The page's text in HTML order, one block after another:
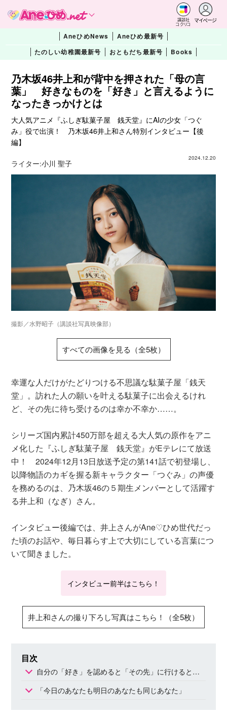
講談社
コクリコ
マイページ
AneひめNews
Aneひめ最新号
たのしい幼稚園最新号
おともだち最新号 Books
乃木坂46井上和が背中を押された「母の言
葉」 好きなものを「好き」と言えるように
なったきっかけとは
大人気アニメ『ふしぎ駄菓子屋 銭天堂』にAIの少女「つぐ
み」役で出演！ 乃木坂46井上和さん特別インタビュー【後
編】
2024.12.20
ライター:小川 聖子
撮影／水野昭子（講談社写真映像部）
すべての画像を見る（全5枚）
幸運な人だけがたどりつける不思議な駄菓子屋「銭天
堂」。訪れた人の願いを叶える駄菓子に出会えるけれ
ど、その先に待ち受けるのは幸か不幸か……。
シリーズ国内累計450万部を超える大人気の原作をアニ
メ化した『ふしぎ駄菓子屋 銭天堂』がEテレにて放送
中！ 2024年12月13日放送予定の第141話で初登場し、
以降物語のカギを握る新キャラクター「つぐみ」の声優
を務めるのは、乃木坂46の５期生メンバーとして活躍す
る井上和（なぎ）さん。
インタビュー後編では、井上さんがAne♡ひめ世代だっ
た頃のお話や、毎日暮らす上で大切にしている言葉につ
いて聞きました。
インタビュー前半はこちら！
井上和さんの撮り下ろし写真はこちら！（全5枚）
目次
自分の「好き」を認めると「その先」に行けると知った
「今日のあなたも明日のあなたも同じあなた」